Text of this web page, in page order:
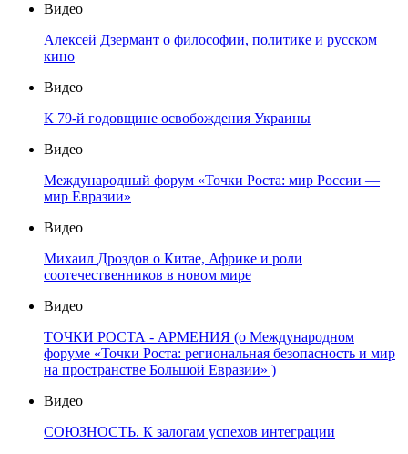
Видео
Алексей Дзермант о философии, политике и русском
кино
Видео
К 79-й годовщине освобождения Украины
Видео
Международный форум «Точки Роста: мир России —
мир Евразии»
Видео
Михаил Дроздов о Китае, Африке и роли
соотечественников в новом мире
Видео
ТОЧКИ РОСТА - АРМЕНИЯ (о Международном
форуме «Точки Роста: региональная безопасность и мир
на пространстве Большой Евразии» )
Видео
СОЮЗНОСТЬ. К залогам успехов интеграции